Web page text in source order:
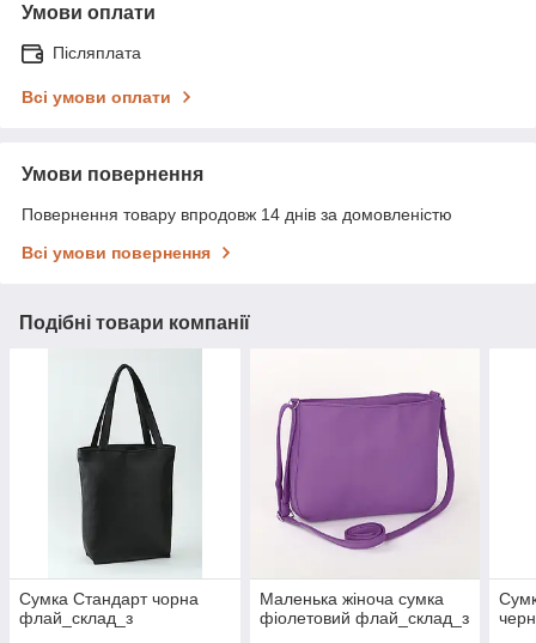
Умови оплати
Післяплата
Всі умови оплати
Умови повернення
Повернення товару впродовж 14 днів за домовленістю
Всі умови повернення
Подібні товари компанії
Сумка Стандарт чорна
флай_склад_з
Маленька жіноча сумка
фіолетовий флай_склад_з